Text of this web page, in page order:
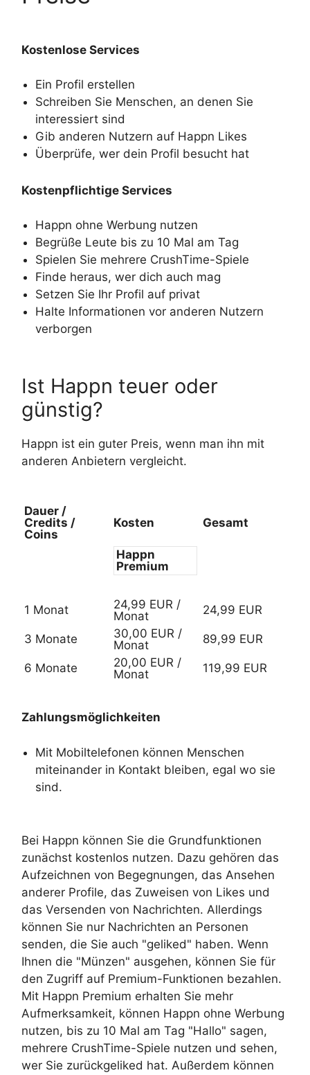
Kostenlose Services
Ein Profil erstellen
Schreiben Sie Menschen, an denen Sie
interessiert sind
Gib anderen Nutzern auf Happn Likes
Überprüfe, wer dein Profil besucht hat
Kostenpflichtige Services
Happn ohne Werbung nutzen
Begrüße Leute bis zu 10 Mal am Tag
Spielen Sie mehrere CrushTime-Spiele
Finde heraus, wer dich auch mag
Setzen Sie Ihr Profil auf privat
Halte Informationen vor anderen Nutzern
verborgen
Ist Happn teuer oder
günstig?
Happn ist ein guter Preis, wenn man ihn mit
anderen Anbietern vergleicht.
Dauer /
Credits /
Coins
Kosten Gesamt
Happn
Premium
1 Monat
24,99 EUR /
Monat
24,99 EUR
3 Monate
30,00 EUR /
Monat
89,99 EUR
6 Monate
20,00 EUR /
Monat
119,99 EUR
Zahlungsmöglichkeiten
Mit Mobiltelefonen können Menschen
miteinander in Kontakt bleiben, egal wo sie
sind.
Bei Happn können Sie die Grundfunktionen
zunächst kostenlos nutzen. Dazu gehören das
Aufzeichnen von Begegnungen, das Ansehen
anderer Profile, das Zuweisen von Likes und
das Versenden von Nachrichten. Allerdings
können Sie nur Nachrichten an Personen
senden, die Sie auch "geliked" haben. Wenn
Ihnen die "Münzen" ausgehen, können Sie für
den Zugriff auf Premium-Funktionen bezahlen.
Mit Happn Premium erhalten Sie mehr
Aufmerksamkeit, können Happn ohne Werbung
nutzen, bis zu 10 Mal am Tag "Hallo" sagen,
mehrere CrushTime-Spiele nutzen und sehen,
wer Sie zurückgeliked hat. Außerdem können